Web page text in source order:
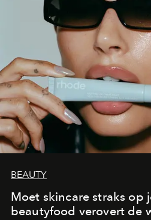
BEAUTY
Moet skincare straks op
beautyfood verovert de